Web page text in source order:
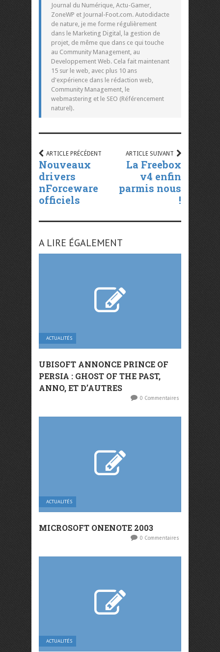
Journal du Numérique, Actu-Gamer,
ZoneWP et Journal-Foot.com. Autodidacte
de nature, je me forme régulièrement
dans le Marketing Digital, la gestion de
projet, de même que dans ce qui touche
au Community Management, au
Developpement Web. Cela fait maintenant
15 sur le web, avec plus 10 ans
d'expérience dans le rédaction web,
Community Management, le
webmastering et le SEO (Référencement
naturel).
ARTICLE PRÉCÉDENT
Nouveaux
drivers
nForceware
officiels
ARTICLE SUIVANT
La Freebox
v4 enfin
parmis nous
!
A LIRE ÉGALEMENT
ACTUALITÉS
UBISOFT ANNONCE PRINCE OF
PERSIA : GHOST OF THE PAST,
ANNO, ET D’AUTRES
0 Commentaires
ACTUALITÉS
MICROSOFT ONENOTE 2003
0 Commentaires
ACTUALITÉS